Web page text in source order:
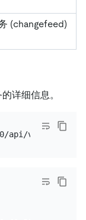
(changefeed)
详细信息。